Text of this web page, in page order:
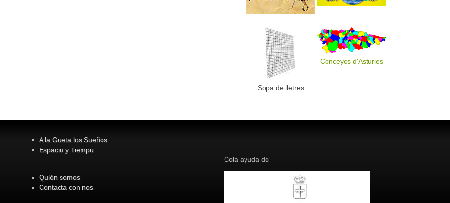
Sopa de lletres
Conceyos d'Asturies
A la Gueta los Sueños
Espaciu y Tiempu
Quién somos
Contacta con nos
Cola ayuda de